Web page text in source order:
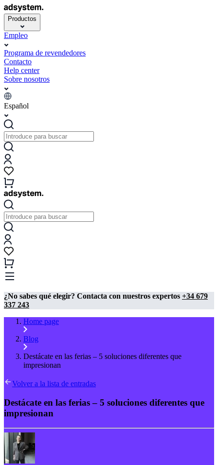
Productos
Empleo
Programa de revendedores
Contacto
Help center
Sobre nosotros
Español
¿No sabes qué elegir? Contacta con nuestros expertos +34 679
337 243
Home page
Blog
Destácate en las ferias – 5 soluciones diferentes que
impresionan
Volver a la lista de entradas
Destácate en las ferias – 5 soluciones diferentes que
impresionan